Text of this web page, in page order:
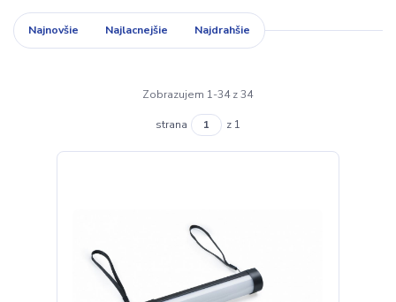
Najnovšie Najlacnejšie Najdrahšie
Zobrazujem 1-34 z 34
strana z 1